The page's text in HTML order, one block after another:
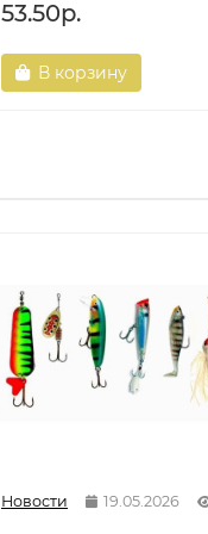
53.50р.
В корзину
Новости 19.05.2026